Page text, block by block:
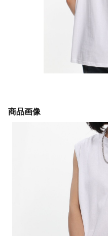
商品画像